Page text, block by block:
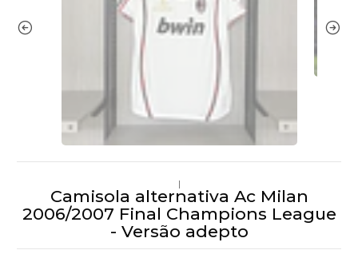
|
Camisola alternativa Ac Milan
2006/2007 Final Champions League
- Versão adepto